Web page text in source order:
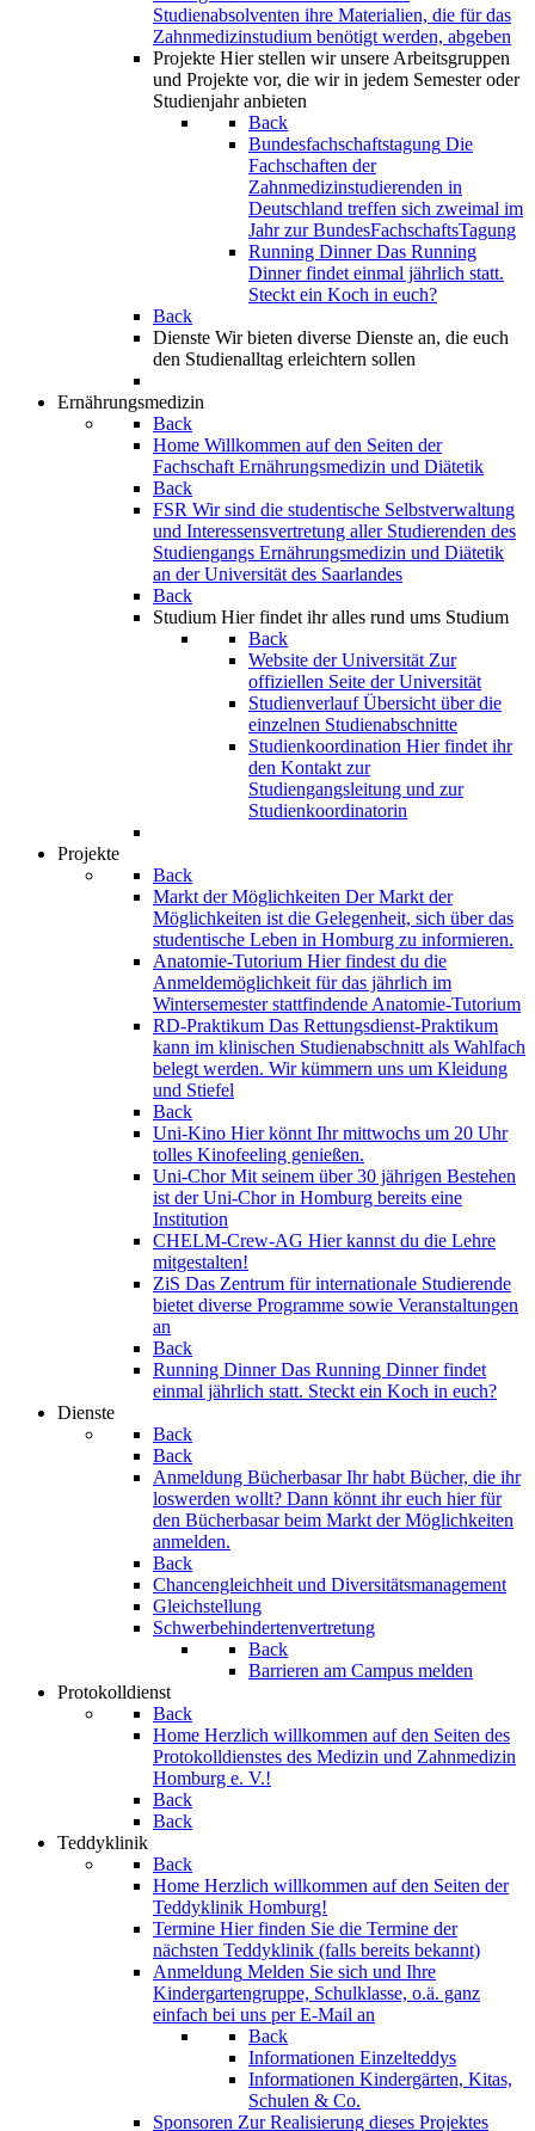
Studienabsolventen ihre Materialien, die für das
Zahnmedizinstudium benötigt werden, abgeben
Projekte Hier stellen wir unsere Arbeitsgruppen
und Projekte vor, die wir in jedem Semester oder
Studienjahr anbieten
Back
Bundesfachschaftstagung Die
Fachschaften der
Zahnmedizinstudierenden in
Deutschland treffen sich zweimal im
Jahr zur BundesFachschaftsTagung
Running Dinner Das Running
Dinner findet einmal jährlich statt.
Steckt ein Koch in euch?
Back
Dienste Wir bieten diverse Dienste an, die euch
den Studienalltag erleichtern sollen
Ernährungsmedizin
Back
Home Willkommen auf den Seiten der
Fachschaft Ernährungsmedizin und Diätetik
Back
FSR Wir sind die studentische Selbstverwaltung
und Interessensvertretung aller Studierenden des
Studiengangs Ernährungsmedizin und Diätetik
an der Universität des Saarlandes
Back
Studium Hier findet ihr alles rund ums Studium
Back
Website der Universität Zur
offiziellen Seite der Universität
Studienverlauf Übersicht über die
einzelnen Studienabschnitte
Studienkoordination Hier findet ihr
den Kontakt zur
Studiengangsleitung und zur
Studienkoordinatorin
Projekte
Back
Markt der Möglichkeiten Der Markt der
Möglichkeiten ist die Gelegenheit, sich über das
studentische Leben in Homburg zu informieren.
Anatomie-Tutorium Hier findest du die
Anmeldemöglichkeit für das jährlich im
Wintersemester stattfindende Anatomie-Tutorium
RD-Praktikum Das Rettungsdienst-Praktikum
kann im klinischen Studienabschnitt als Wahlfach
belegt werden. Wir kümmern uns um Kleidung
und Stiefel
Back
Uni-Kino Hier könnt Ihr mittwochs um 20 Uhr
tolles Kinofeeling genießen.
Uni-Chor Mit seinem über 30 jährigen Bestehen
ist der Uni-Chor in Homburg bereits eine
Institution
CHELM-Crew-AG Hier kannst du die Lehre
mitgestalten!
ZiS Das Zentrum für internationale Studierende
bietet diverse Programme sowie Veranstaltungen
an
Back
Running Dinner Das Running Dinner findet
einmal jährlich statt. Steckt ein Koch in euch?
Dienste
Back
Back
Anmeldung Bücherbasar Ihr habt Bücher, die ihr
loswerden wollt? Dann könnt ihr euch hier für
den Bücherbasar beim Markt der Möglichkeiten
anmelden.
Back
Chancengleichheit und Diversitätsmanagement
Gleichstellung
Schwerbehindertenvertretung
Back
Barrieren am Campus melden
Protokolldienst
Back
Home Herzlich willkommen auf den Seiten des
Protokolldienstes des Medizin und Zahnmedizin
Homburg e. V.!
Back
Back
Teddyklinik
Back
Home Herzlich willkommen auf den Seiten der
Teddyklinik Homburg!
Termine Hier finden Sie die Termine der
nächsten Teddyklinik (falls bereits bekannt)
Anmeldung Melden Sie sich und Ihre
Kindergartengruppe, Schulklasse, o.ä. ganz
einfach bei uns per E-Mail an
Back
Informationen Einzelteddys
Informationen Kindergärten, Kitas,
Schulen & Co.
Sponsoren Zur Realisierung dieses Projektes